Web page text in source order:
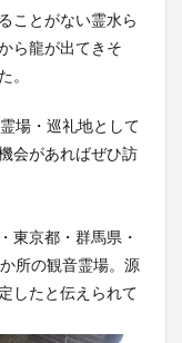
ことがない霊水ら
ら龍が出てきそ
。
場・巡礼地として
会があればぜひ訪
東京都・群馬県・
所の観音霊場。源
したと伝えられて